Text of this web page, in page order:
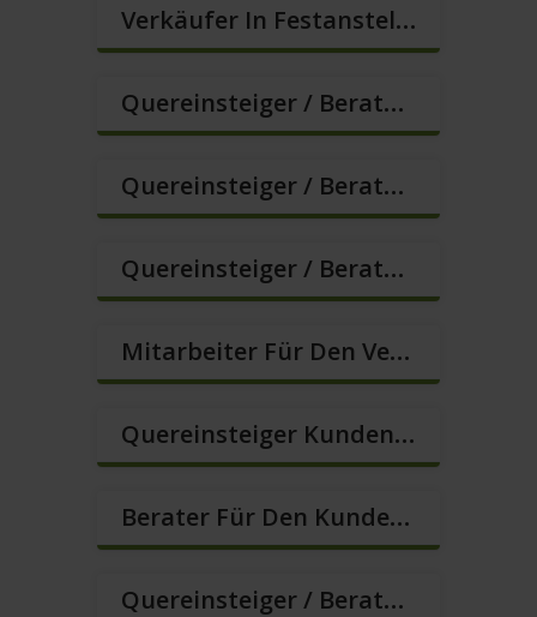
Verkäufer In Festanstellung – Top Gehalt (m/w/d)
Quereinsteiger / Berater Im Vertrieb In Festanstellung (m/w/d)
Quereinsteiger / Berater Im Vertrieb, Keine Zeitarbeit! (m/w/d)
Quereinsteiger / Berater Im Vertrieb – Ab Sofort (m/w/d)
Mitarbeiter Für Den Verkauf / Quereinsteiger (m/w/d)
Quereinsteiger Kundenberatung Im Außendienst (m/w/d)
Berater Für Den Kundenservice In VZ/TZ (m/w/d)
Quereinsteiger / Berater Im Vertrieb (m/w/d)